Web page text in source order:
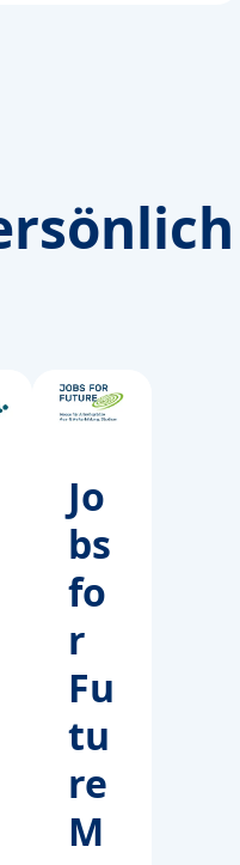
Jo
bs
fo
r
Fu
tu
re
M